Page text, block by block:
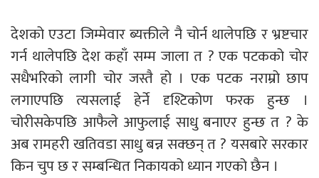
देशको एउटा जिम्मेवार ब्यक्तीले नै चोर्न थालेपछि र भ्रष्टचार
गर्न थालेपछि देश कहाँ सम्म जाला त ? एक पटकको चोर
सधैभरिको लागी चोर जस्तै हो । एक पटक नराम्रो छाप
लगाएपछि त्यसलाई हेर्ने दृश्टिकोण फरक हुन्छ ।
चोरीसकेपछि आफैले आफुलाई साधु बनाएर हुन्छ त ? के
अब रामहरी खतिवडा साधु बन्न सक्छन् त ? यसबारे सरकार
किन चुप छ र सम्बन्धित निकायको ध्यान गएको छैन ।